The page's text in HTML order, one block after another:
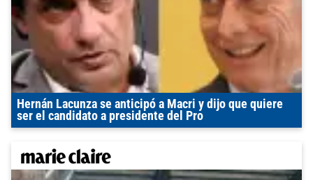
Hernán Lacunza se anticipó a Macri y dijo que quiere
ser el candidato a presidente del Pro